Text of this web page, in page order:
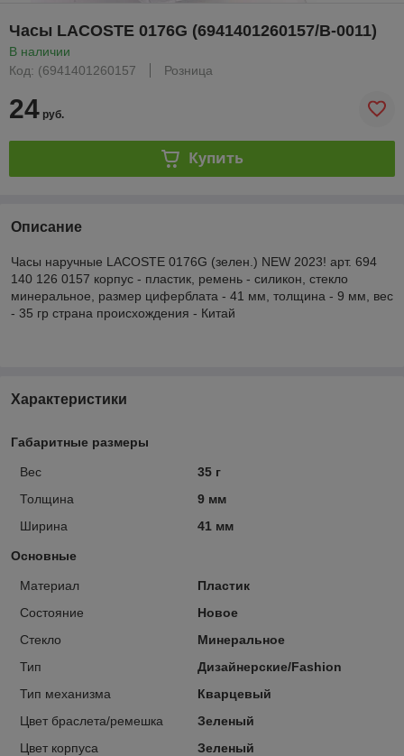
Часы LACOSTE 0176G (6941401260157/B-0011)
В наличии
Код: (6941401260157
Розница
24 руб.
Купить
Описание
Часы наручные LACOSTE 0176G (зелен.) NEW 2023! арт. 694
140 126 0157 корпус - пластик, ремень - силикон, стекло
минеральное, размер циферблата - 41 мм, толщина - 9 мм, вес
- 35 гр страна происхождения - Китай
Характеристики
Габаритные размеры
Вес
35 г
Толщина
9 мм
Ширина
41 мм
Основные
Материал
Пластик
Состояние
Новое
Стекло
Минеральное
Тип
Дизайнерские/Fashion
Тип механизма
Кварцевый
Цвет браслета/ремешка
Зеленый
Цвет корпуса
Зеленый